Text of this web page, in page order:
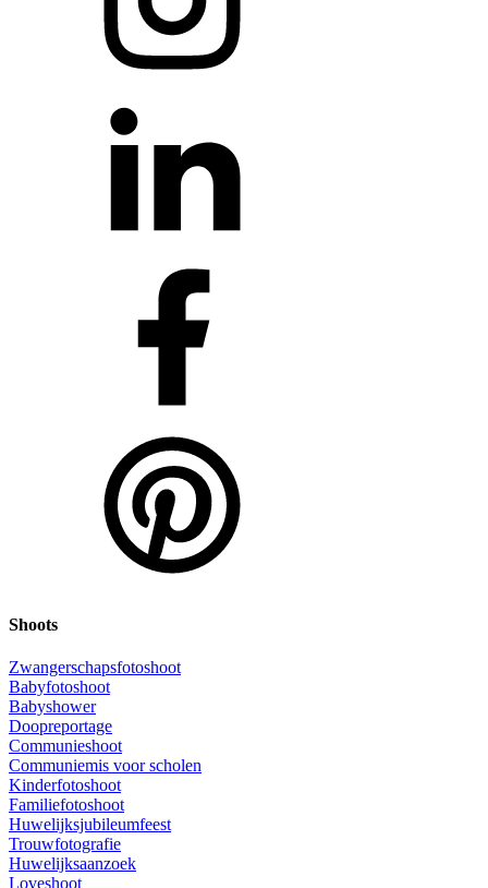
Shoots
Zwangerschapsfotoshoot
Babyfotoshoot
Babyshower
Doopreportage
Communieshoot
Communiemis voor scholen
Kinderfotoshoot
Familiefotoshoot
Huwelijksjubileumfeest
Trouwfotografie
Huwelijksaanzoek
Loveshoot